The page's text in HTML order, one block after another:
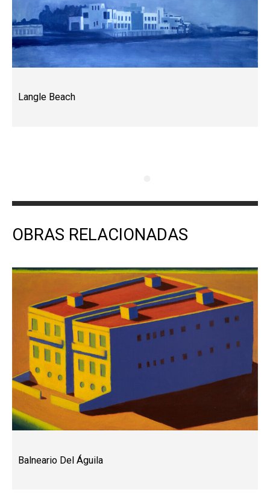
Langle Beach
OBRAS RELACIONADAS
Balneario Del Águila